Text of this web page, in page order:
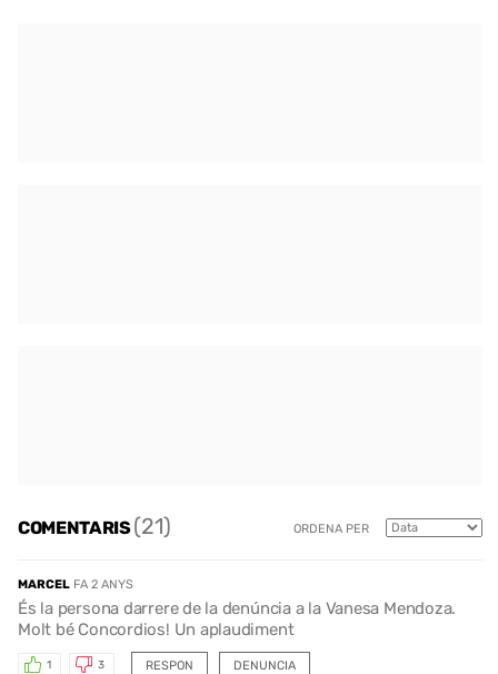
COMENTARIS(21) ORDENA PER
MARCEL FA 2 ANYS
És la persona darrere de la denúncia a la Vanesa Mendoza.
Molt bé Concordios! Un aplaudiment
RESPON
1 3 DENUNCIA